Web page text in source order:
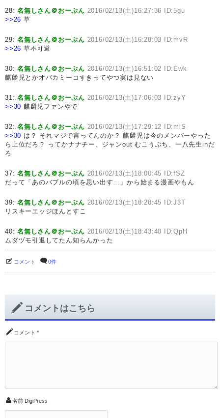
28:名無しさん＠おーぷん 2016/02/13(土)16:27:36 ID:5gu
>>26 草
29:名無しさん＠おーぷん 2016/02/13(土)16:28:03 ID:mvR
>>26 草不可避
30:名無しさん＠おーぷん 2016/02/13(土)16:51:02 ID:Ewk
麒麟児とかオバカミーコすきってやつ実は見ない
31:名無しさん＠おーぷん 2016/02/13(土)17:06:03 ID:zyY
>>30 麒麟児ファンやで
32:名無しさん＠おーぷん 2016/02/13(土)17:29:12 ID:miS
>>30 は？ それマジで言ってんのか？ 麒麟児は今のメンバーやった
ら上位だろ？ ってかナナチー、ジャンout むこうぶち、一八先生inだ
ろ
37:名無しさん＠おーぷん 2016/02/13(土)18:00:45 ID:fSZ
だって「あのバブルの頃を思い出す…」から始まる漫画やもん
39:名無しさん＠おーぷん 2016/02/13(土)18:28:45 ID:J3T
リスキーエッジほんとすこ
40:名無しさん＠おーぷん 2016/02/13(土)18:43:40 ID:QpH
ムダヅモ引退してたん知らんかった
コメント 0件
コメントはこちら
コメント *
名前 DigiPress